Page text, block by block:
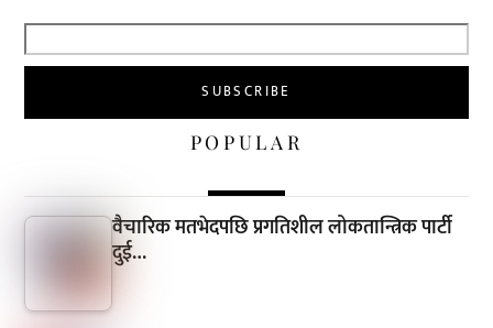
POPULAR
वैचारिक मतभेदपछि प्रगतिशील लोकतान्त्रिक पार्टी
दुई…